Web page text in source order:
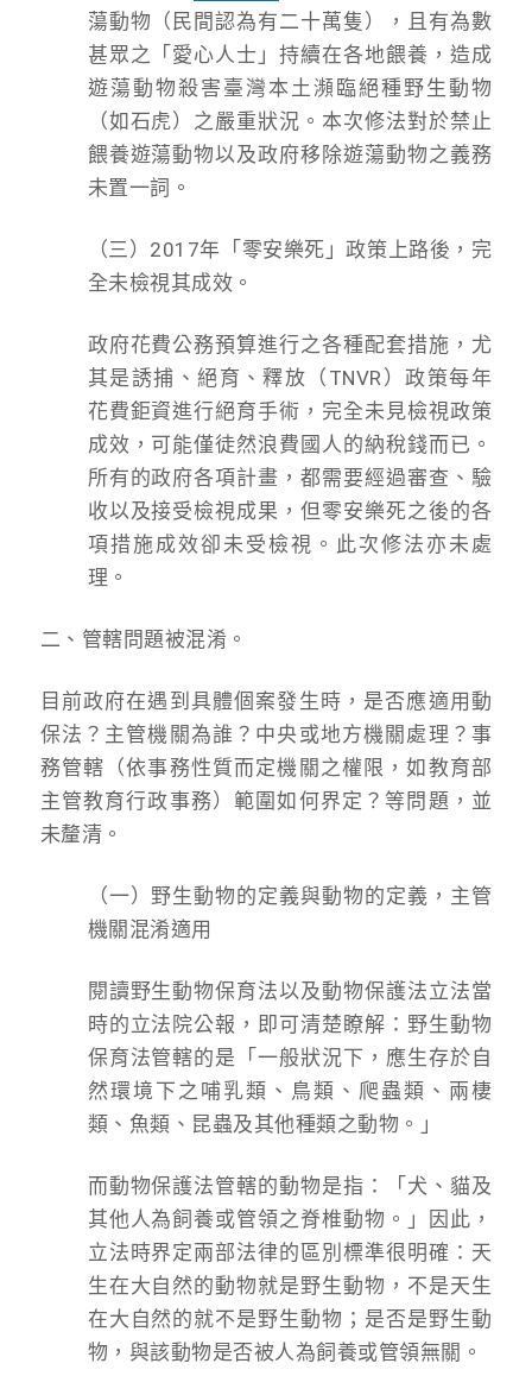
蕩動物（民間認為有二十萬隻），且有為數
甚眾之「愛心人士」持續在各地餵養，造成
遊蕩動物殺害臺灣本土瀕臨絕種野生動物
（如石虎）之嚴重狀況。本次修法對於禁止
餵養遊蕩動物以及政府移除遊蕩動物之義務
未置一詞。
（三）2017年「零安樂死」政策上路後，完
全未檢視其成效。
政府花費公務預算進行之各種配套措施，尤
其是誘捕、絕育、釋放（TNVR）政策每年
花費鉅資進行絕育手術，完全未見檢視政策
成效，可能僅徒然浪費國人的納稅錢而已。
所有的政府各項計畫，都需要經過審查、驗
收以及接受檢視成果，但零安樂死之後的各
項措施成效卻未受檢視。此次修法亦未處
理。
二、管轄問題被混淆。
目前政府在遇到具體個案發生時，是否應適用動
保法？主管機關為誰？中央或地方機關處理？事
務管轄（依事務性質而定機關之權限，如教育部
主管教育行政事務）範圍如何界定？等問題，並
未釐清。
（一）野生動物的定義與動物的定義，主管
機關混淆適用
閱讀野生動物保育法以及動物保護法立法當
時的立法院公報，即可清楚瞭解：野生動物
保育法管轄的是「一般狀況下，應生存於自
然環境下之哺乳類、鳥類、爬蟲類、兩棲
類、魚類、昆蟲及其他種類之動物。」
而動物保護法管轄的動物是指：「犬、貓及
其他人為飼養或管領之脊椎動物。」因此，
立法時界定兩部法律的區別標準很明確：天
生在大自然的動物就是野生動物，不是天生
在大自然的就不是野生動物；是否是野生動
物，與該動物是否被人為飼養或管領無關。